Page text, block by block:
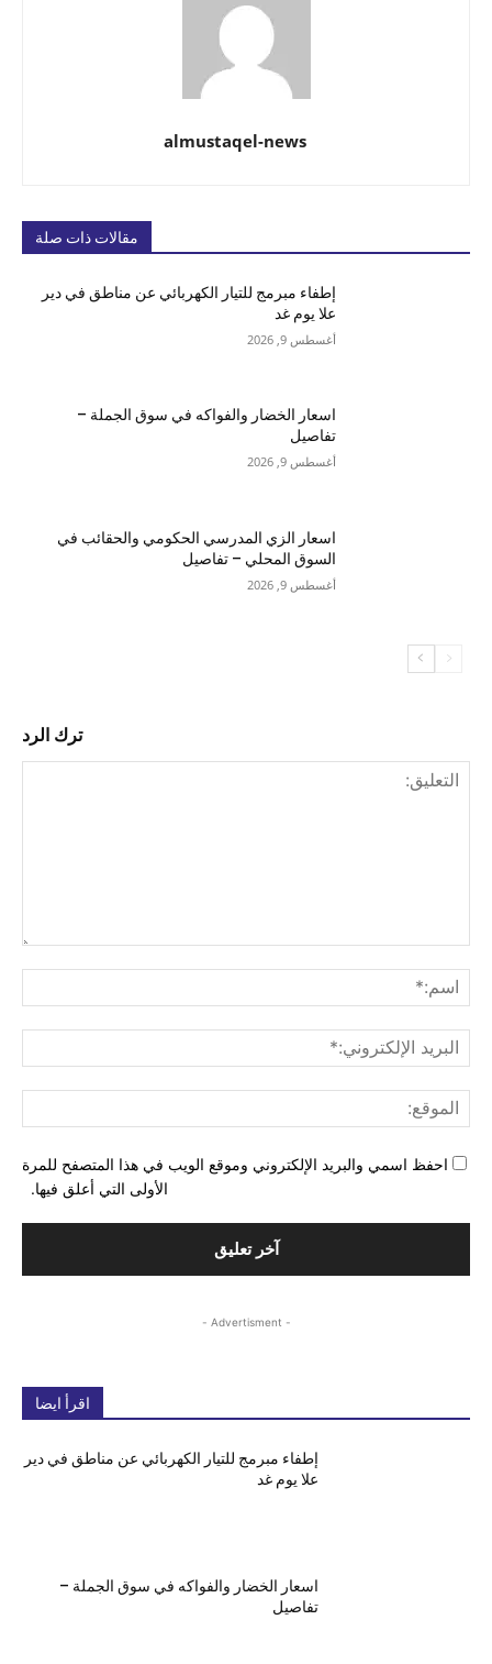
almustaqel-news
مقالات ذات صلة
إطفاء مبرمج للتيار الكهربائي عن مناطق في دير
علا يوم غد
أغسطس 9, 2026
اسعار الخضار والفواكه في سوق الجملة –
تفاصيل
أغسطس 9, 2026
اسعار الزي المدرسي الحكومي والحقائب في
السوق المحلي – تفاصيل
أغسطس 9, 2026
ترك الرد
احفظ اسمي والبريد الإلكتروني وموقع الويب في هذا المتصفح للمرة
الأولى التي أعلق فيها.
- Advertisment -
اقرأ ايضا
إطفاء مبرمج للتيار الكهربائي عن مناطق في دير
علا يوم غد
اسعار الخضار والفواكه في سوق الجملة –
تفاصيل